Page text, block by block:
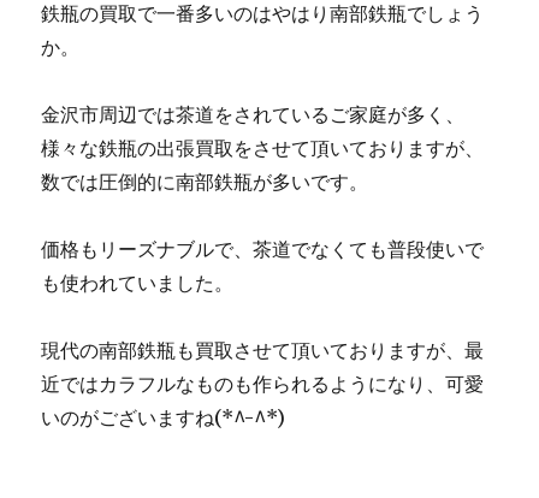
鉄瓶の買取で一番多いのはやはり南部鉄瓶でしょう
か。
金沢市周辺では茶道をされているご家庭が多く、
様々な鉄瓶の出張買取をさせて頂いておりますが、
数では圧倒的に南部鉄瓶が多いです。
価格もリーズナブルで、茶道でなくても普段使いで
も使われていました。
現代の南部鉄瓶も買取させて頂いておりますが、最
近ではカラフルなものも作られるようになり、可愛
いのがございますね(*^-^*)